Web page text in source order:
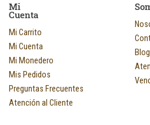
Mi
Cuenta
Mi Carrito
Mi Cuenta
Mi Monedero
Mis Pedidos
Preguntas Frecuentes
Atención al Cliente
Blog